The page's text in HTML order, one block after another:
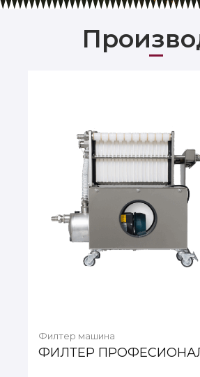
Филтер машина
ФИЛТЕР